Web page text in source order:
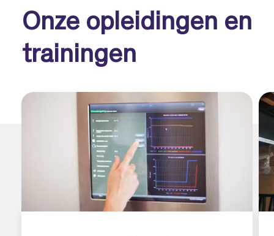
Onze opleidingen en
trainingen